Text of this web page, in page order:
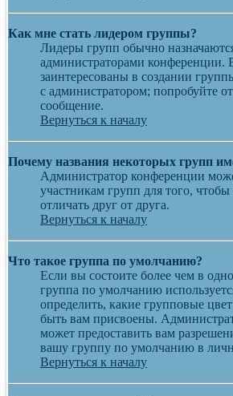
Как мне стать лидером группы?
Лидеры групп обычно
администраторами конференции.
заинтересованы в создании
с администратором; попробуйте
сообщение.
Вернуться к началу
Почему названия некоторых групп
Администратор конференции
участникам групп для того,
отличать друг от друга.
Вернуться к началу
Что такое группа по умолчанию?
Если вы состоите более чем в
группа по умолчанию
определить, какие групповые
быть вам присвоены.
может предоставить вам
вашу группу по умолчанию в
Вернуться к началу